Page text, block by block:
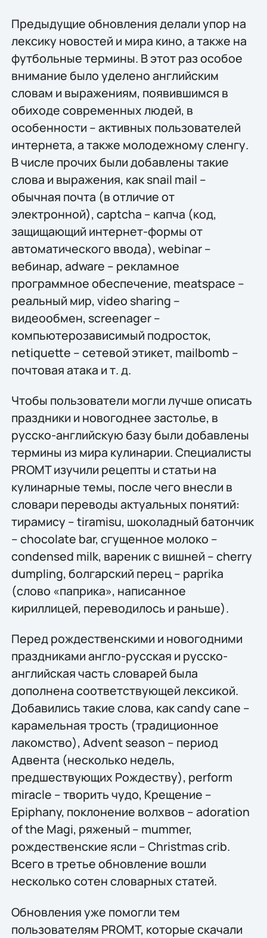
Предыдущие обновления делали упор на
лексику новостей и мира кино, а также на
футбольные термины. В этот раз особое
внимание было уделено английским
словам и выражениям, появившимся в
обиходе современных людей, в
особенности – активных пользователей
интернета, а также молодежному сленгу.
В числе прочих были добавлены такие
слова и выражения, как snail mail –
обычная почта (в отличие от
электронной), captcha – капча (код,
защищающий интернет-формы от
автоматического ввода), webinar –
вебинар, adware – рекламное
программное обеспечение, meatspace –
реальный мир, video sharing –
видеообмен, screenager –
компьютерозависимый подросток,
netiquette – сетевой этикет, mailbomb –
почтовая атака и т. д.
Чтобы пользователи могли лучше описать
праздники и новогоднее застолье, в
русско-английскую базу были добавлены
термины из мира кулинарии. Специалисты
PROMT изучили рецепты и статьи на
кулинарные темы, после чего внесли в
словари переводы актуальных понятий:
тирамису – tiramisu, шоколадный батончик
– chocolate bar, сгущенное молоко –
condensed milk, вареник с вишней – cherry
dumpling, болгарский перец – paprika
(слово «паприка», написанное
кириллицей, переводилось и раньше).
Перед рождественскими и новогодними
праздниками англо-русская и русско-
английская часть словарей была
дополнена соответствующей лексикой.
Добавились такие слова, как candy cane –
карамельная трость (традиционное
лакомство), Advent season – период
Адвента (несколько недель,
предшествующих Рождеству), perform
miracle – творить чудо, Крещение –
Epiphany, поклонение волхвов – adoration
of the Magi, ряженый – mummer,
рождественские ясли – Christmas crib.
Всего в третье обновление вошли
несколько сотен словарных статей.
Обновления уже помогли тем
пользователям PROMT, которые скачали